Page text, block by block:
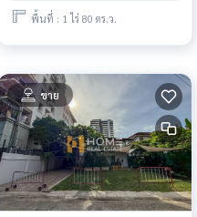
พื้นที่ : 1 ไร่ 80 ตร.ว.
ขาย